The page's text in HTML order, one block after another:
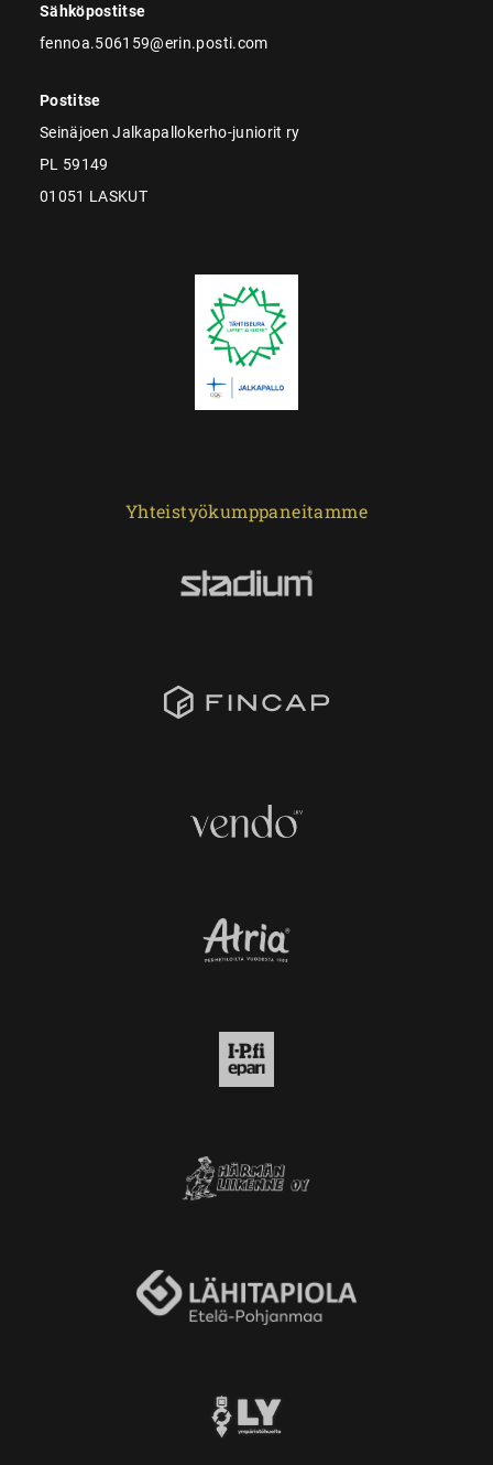
Sähköpostitse
fennoa.506159@erin.posti.com
Postitse
Seinäjoen Jalkapallokerho-juniorit ry
PL 59149
01051 LASKUT
Yhteistyökumppaneitamme